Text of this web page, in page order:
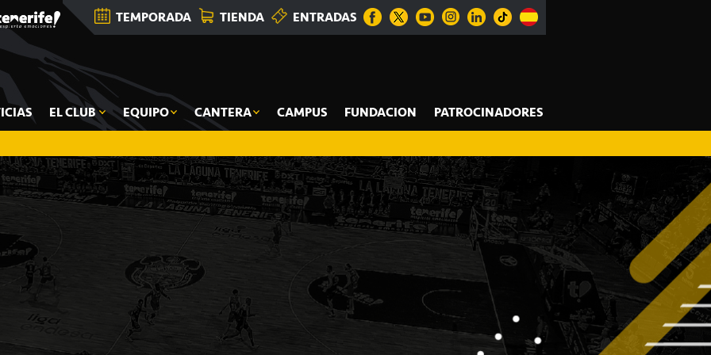
TEMPORADA TIENDA ENTRADAS
EL CLUB EQUIPO CANTERA CAMPUS FUNDACION PATROCINADORES